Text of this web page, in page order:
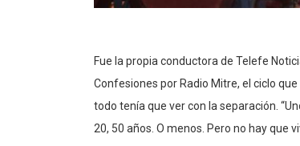
Fue la propia conductora de Telefe
Confesiones por Radio Mitre, el ciclo
todo tenía que ver con la separación.
20, 50 años. O menos. Pero no hay que